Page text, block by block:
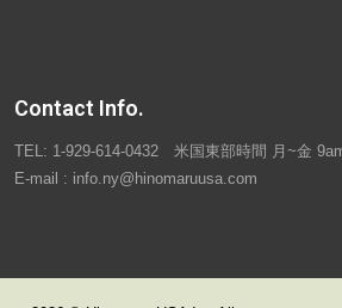
Contact Info.
TEL: 1-929-614-0432 米国東部時間 月~金
E-mail : info.ny@hinomaruusa.com